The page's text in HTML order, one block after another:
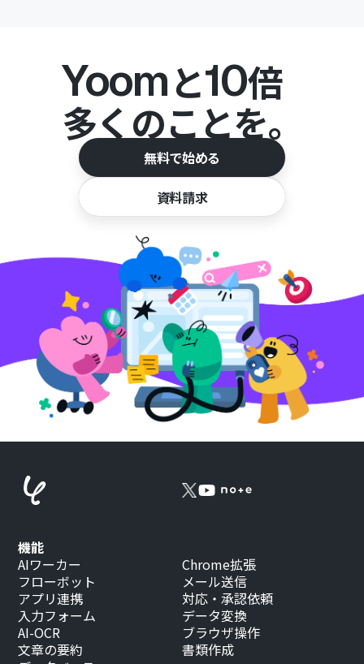
Yoomと10倍
多くのことを。
無料で始める
資料請求
機能
AIワーカー
フローボット
アプリ連携
入力フォーム
AI-OCR
文章の要約
Chrome拡張
メール送信
対応・承認依頼
データ変換
ブラウザ操作
書類作成